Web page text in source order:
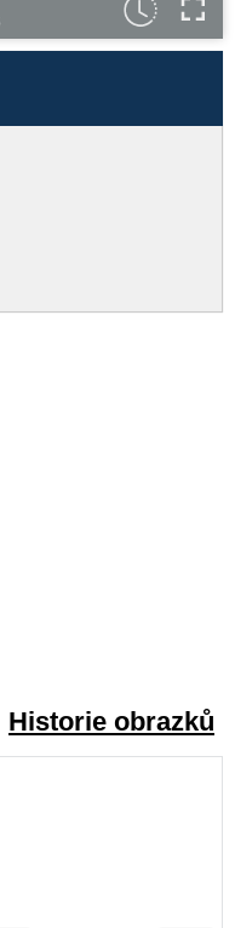
Historie obrazků